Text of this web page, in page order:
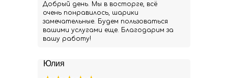
Юлия
Добрый день. Мы в восторге, всё
очень понравилось, шарики
замечательные. Будем пользоваться
вашими услугами еще. Благодарим за
вашу работу!